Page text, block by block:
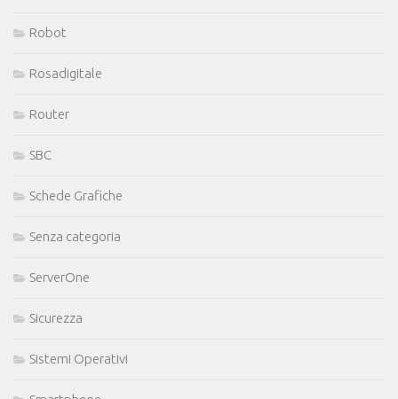
Robot
Rosadigitale
Router
SBC
Schede Grafiche
Senza categoria
ServerOne
Sicurezza
Sistemi Operativi